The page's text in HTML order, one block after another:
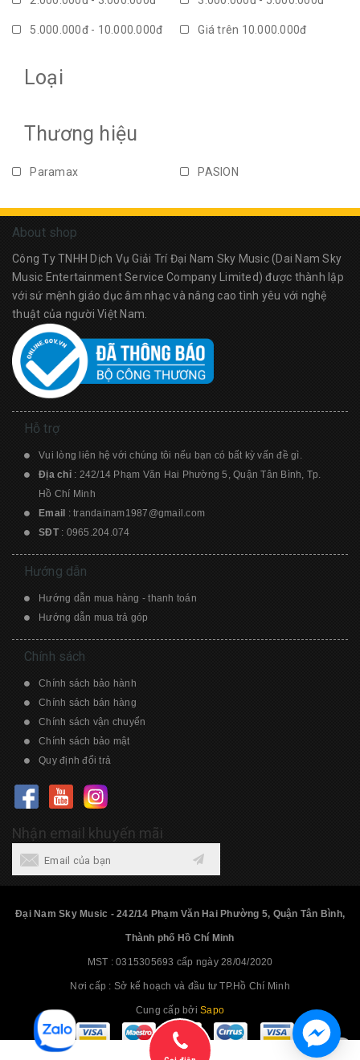
5.000.000đ - 10.000.000đ Giá trên 10.000.000đ
Loại
Thương hiệu
Paramax PASION
About shop
Công Ty TNHH Dịch Vụ Giải Trí Đại Nam Sky Music (Dai Nam Sky
Music Entertainment Service Company Limited) được thành lập
với sứ mệnh giáo dục âm nhạc và nâng cao tình yêu với nghệ
thuật của người Việt Nam.
Hỗ trợ
Vui lòng liên hệ với chúng tôi nếu bạn có bất kỳ vấn đề gì.
Địa chỉ : 242/14 Phạm Văn Hai Phường 5, Quận Tân Bình, Tp.
Hồ Chí Minh
Email : trandainam1987@gmail.com
SĐT : 0965.204.074
Hướng dẫn
Hướng dẫn mua hàng - thanh toán
Hướng dẫn mua trả góp
Chính sách
Chính sách bảo hành
Chính sách bán hàng
Chính sách vận chuyển
Chính sách bảo mật
Quy định đổi trả
Nhận email khuyến mãi
Đại Nam Sky Music - 242/14 Phạm Văn Hai Phường 5, Quận Tân Bình,
Thành phố Hồ Chí Minh
MST : 0315305693 cấp ngày 28/04/2020
Nơi cấp : Sở kế hoạch và đầu tư TP.Hồ Chí Minh
Cung cấp bởiSapo